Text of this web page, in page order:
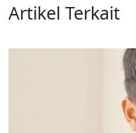
Artikel Terkait